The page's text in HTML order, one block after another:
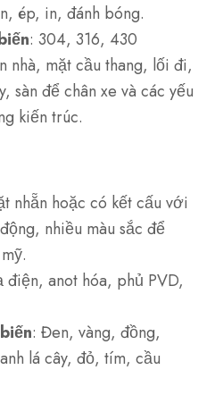
ép, in, đánh bóng.
: 304, 316, 430
nhà, mặt cầu thang, lối đi,
sàn để chân xe và các yếu
kiến trúc.
nhẵn hoặc có kết cấu với
nhiều màu sắc để
điện, anot hóa, phủ PVD,
: Đen, vàng, đồng,
lá cây, đỏ, tím, cầu